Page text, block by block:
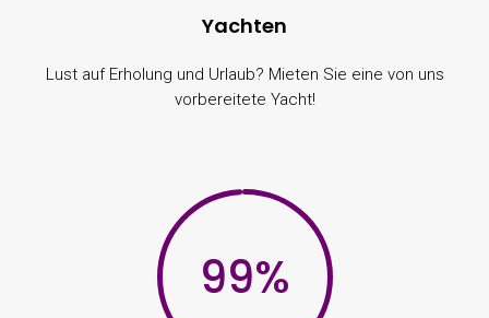
Yachten
Lust auf Erholung und Urlaub? Mieten Sie eine von uns
vorbereitete Yacht!
99%